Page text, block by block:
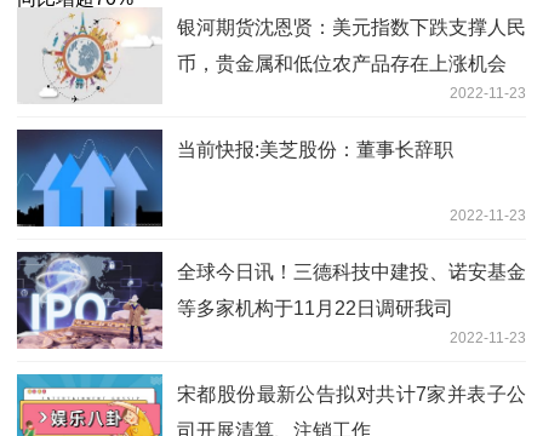
银河期货沈恩贤：美元指数下跌支撑人民
币，贵金属和低位农产品存在上涨机会
2022-11-23
当前快报:美芝股份：董事长辞职
2022-11-23
全球今日讯！三德科技中建投、诺安基金
等多家机构于11月22日调研我司
2022-11-23
宋都股份最新公告拟对共计7家并表子公
司开展清算、注销工作